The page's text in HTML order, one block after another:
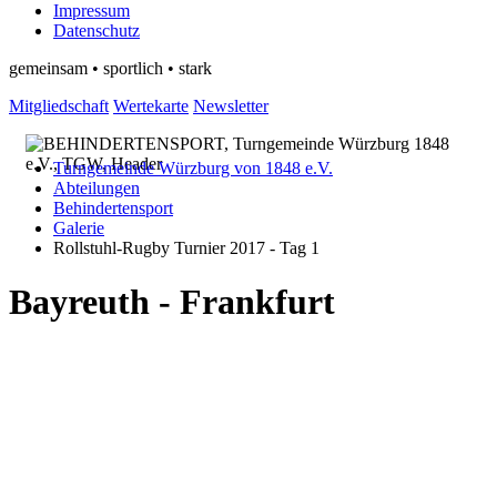
Impressum
Datenschutz
gemeinsam • sportlich • stark
Mitgliedschaft Wertekarte Newsletter
Turngemeinde Würzburg von 1848 e.V.
Abteilungen
Behindertensport
Galerie
Rollstuhl-Rugby Turnier 2017 - Tag 1
Bayreuth - Frankfurt